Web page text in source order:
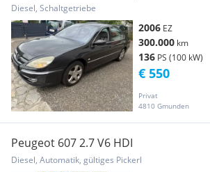
Diesel, Schaltgetriebe
2006 EZ
300.000 km
136 PS (100 kW)
Privat
4810 Gmunden
€ 550
Peugeot 607 2.7 V6 HDI
Diesel, Automatik, gültiges Pickerl